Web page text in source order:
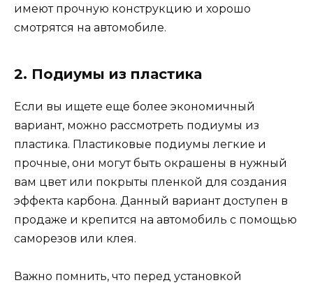
имеют прочную конструкцию и хорошо
смотрятся на автомобиле.
2. Подиумы из пластика
Если вы ищете еще более экономичный
вариант, можно рассмотреть подиумы из
пластика. Пластиковые подиумы легкие и
прочные, они могут быть окрашены в нужный
вам цвет или покрыты пленкой для создания
эффекта карбона. Данный вариант доступен в
продаже и крепится на автомобиль с помощью
саморезов или клея.
Важно помнить, что перед установкой